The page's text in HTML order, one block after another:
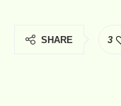
SHARE 3